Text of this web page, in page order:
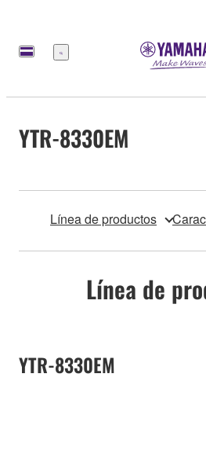
Menú
YTR-8330EM
Línea de productos
Línea de
YTR-8330EM